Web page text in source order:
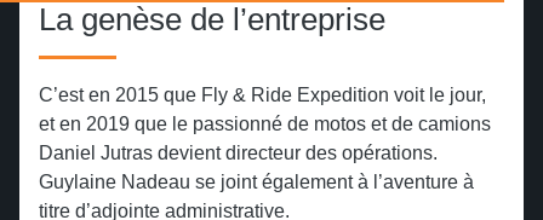
La genèse de l’entreprise
C’est en 2015 que Fly & Ride Expedition voit le jour,
et en 2019 que le passionné de motos et de camions
Daniel Jutras devient directeur des opérations.
Guylaine Nadeau se joint également à l’aventure à
titre d’adjointe administrative.
Sturgis Motorcycle Rally
Revenir en arrière
La grande traversée d'est en ouest
L'historique Route 66
Les grandioses Rocheuses
Parc national de Banff
Parc national des Lacs-Waterton
Parc des Arches